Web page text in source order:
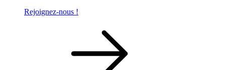
Rejoignez-nous !